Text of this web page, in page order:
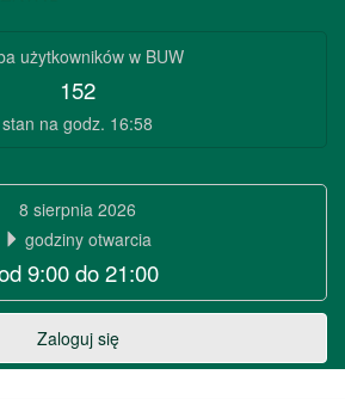
Biblioteka
użytkowników w BUW
152
stan na godz. 16:58
8 sierpnia 2026
godziny otwarcia
9:00 do 21:00
Zaloguj się